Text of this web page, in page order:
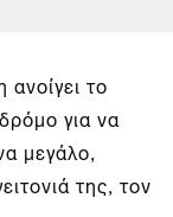
το
για να
μεγάλο,
της, τον